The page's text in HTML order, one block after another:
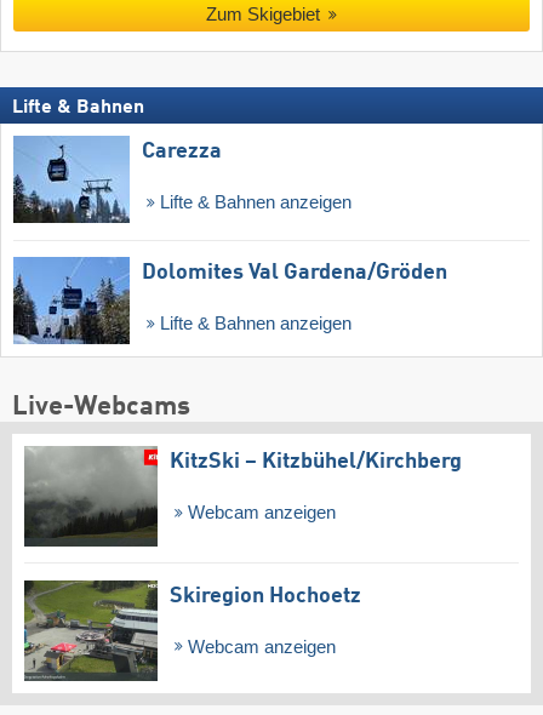
Zum Skigebiet
Lifte & Bahnen
Carezza
Lifte & Bahnen anzeigen
Dolomites Val Gardena/​Gröden
Lifte & Bahnen anzeigen
Live-Webcams
KitzSki – Kitzbühel/​Kirchberg
Webcam anzeigen
Skiregion Hochoetz
Webcam anzeigen